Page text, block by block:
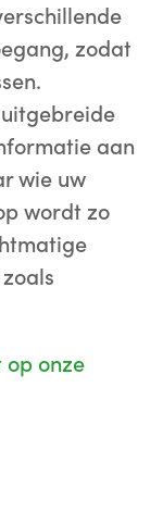
zodat
aan
wie uw
wordt zo
op onze